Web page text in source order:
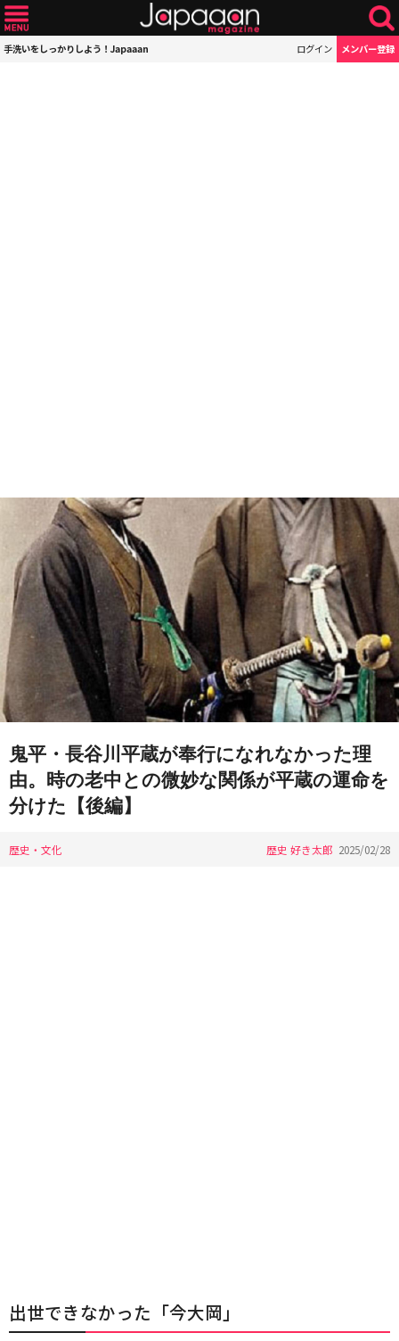
手洗いをしっかりしよう！Japaaan ログイン メンバー登録
鬼平・長谷川平蔵が奉行になれなかった理
由。時の老中との微妙な関係が平蔵の運命を
分けた【後編】
歴史・文化 歴史 好き太郎 2025/02/28
出世できなかった「今大岡」